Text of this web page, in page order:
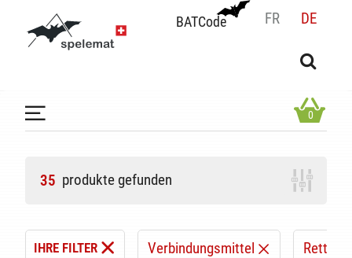
BATCode FR DE
BATCode
OK
0
35 produkte gefunden
IHRE FILTER Verbindungsmittel